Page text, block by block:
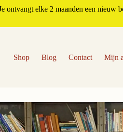
elke 2 maanden een nieuw
Shop Blog Contact Mijn